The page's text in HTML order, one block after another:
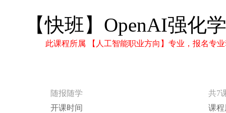
【快班】OpenAI强化
此课程所属 【人工智能职业方向】专业，报名专
随报随学
共7
开课时间
课